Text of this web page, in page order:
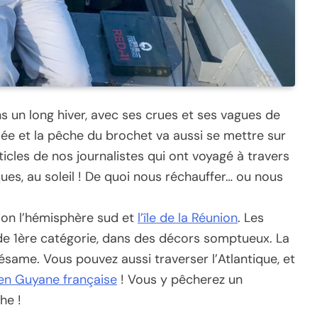
long hiver, avec ses crues et ses vagues de
et la pêche du brochet va aussi se mettre sur
de nos journalistes qui ont voyagé à travers
au soleil ! De quoi nous réchauffer… ou nous
l’hémisphère sud et l’île de la Réunion. Les
catégorie, dans des décors somptueux. La
Vous pouvez aussi traverser l’Atlantique, et
Guyane française ! Vous y pêcherez un
!